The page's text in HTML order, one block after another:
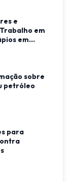
e
em
em
sobre
petróleo
para